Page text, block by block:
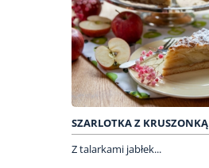
SZARLOTKA Z KRUSZONKĄ
Z talarkami jabłek...